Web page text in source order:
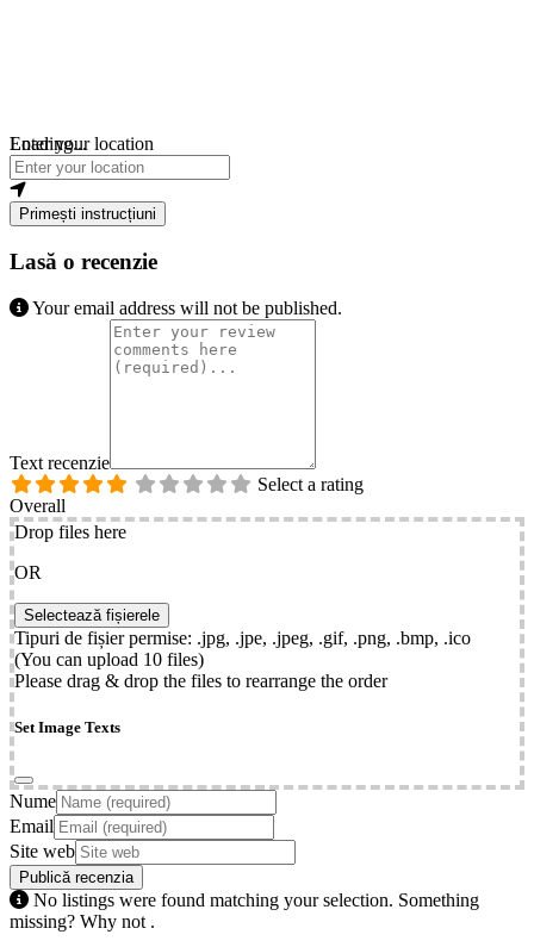
Loading...
Enter your location
Primești instrucțiuni
Lasă o recenzie
Your email address will not be published.
Text recenzie
Select a rating
Overall
Drop files here
OR
Tipuri de fișier permise: .jpg, .jpe, .jpeg, .gif, .png, .bmp, .ico
(You can upload 10 files)
Please drag & drop the files to rearrange the order
Set Image Texts
Nume
Email
Site web
No listings were found matching your selection. Something
missing? Why not .